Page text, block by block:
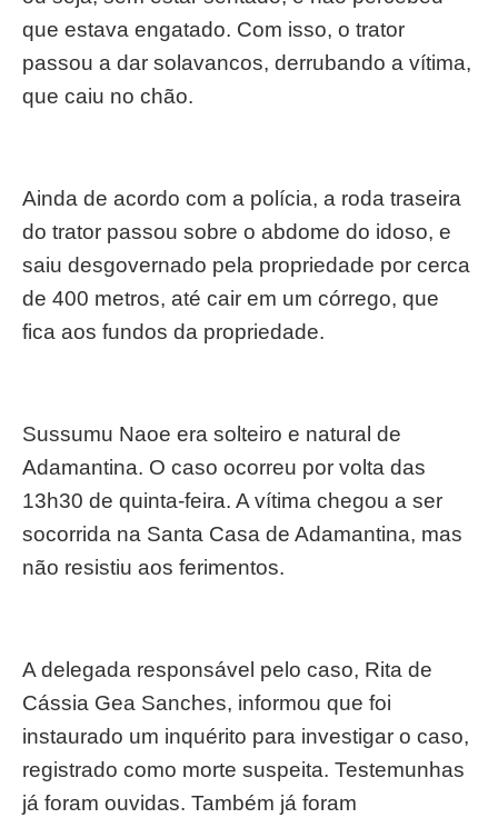
que estava engatado. Com isso, o trator
passou a dar solavancos, derrubando a vítima,
que caiu no chão.
Ainda de acordo com a polícia, a roda traseira
do trator passou sobre o abdome do idoso, e
saiu desgovernado pela propriedade por cerca
de 400 metros, até cair em um córrego, que
fica aos fundos da propriedade.
Sussumu Naoe era solteiro e natural de
Adamantina. O caso ocorreu por volta das
13h30 de quinta-feira. A vítima chegou a ser
socorrida na Santa Casa de Adamantina, mas
não resistiu aos ferimentos.
A delegada responsável pelo caso, Rita de
Cássia Gea Sanches, informou que foi
instaurado um inquérito para investigar o caso,
registrado como morte suspeita. Testemunhas
já foram ouvidas. Também já foram